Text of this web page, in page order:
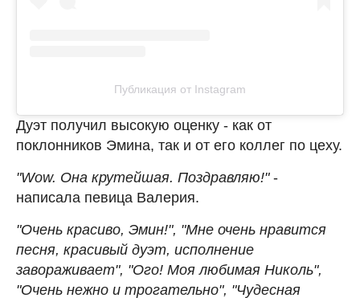
Публикация от Instagram
Дуэт получил высокую оценку - как от
поклонников Эмина, так и от его коллег по цеху.
"Wow. Она крутейшая. Поздравляю!"-
написала певица Валерия.
"Очень красиво, Эмин!", "Мне очень нравится
песня, красивый дуэт, исполнение
завораживает", "Ого! Моя любимая Николь",
"Очень нежно и трогательно", "Чудесная